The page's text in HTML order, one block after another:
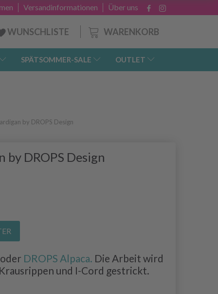
Über uns
Versandinformationen
WARENKORB
WUNSCHLISTE
SPÄTSOMMER-SALE OUTLET
by DROPS Design
DROPS Design
oder DROPS Alpaca. Die Arbeit wird
und I-Cord gestrickt.